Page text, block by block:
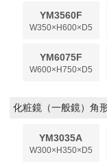
YM3560F
W350×H600×D5
YM6075F
W600×H750×D5
化粧鏡（一般鏡）角
YM3035A
W300×H350×D5